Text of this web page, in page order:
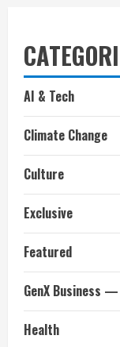
AI & Tech
Climate Change
Culture
Exclusive
Featured
GenX Business
Health